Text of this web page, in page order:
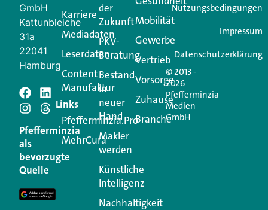
Jetzt anmelden
Schreiben Sie einen
Kommentar
Ihre E-Mail-Adresse wird nicht veröffentlicht.
Erforderliche Felder sind mit
Kommentar
GmbH
Kattunbleiche
31a
22041
Hamburg
Pfefferminzia
als
bevorzugte
Quelle
Karriere
Mediadaten
Leserdaten
Content
Manufaktur
Links
Pfefferminzia.Pro
MehrCura
der
Zukunft
PKV-
Beratung
Bestand
in
neuer
Hand
Makler
werden
Künstliche
Intelligenz
Nachhaltigkeit
Mobilität
Gewerbe
Vertrieb
Vorsorge
Zuhause
Branche
© 2013 -
2026
Pfefferminzia
Medien
GmbH
Nutzungsbedingungen
Impressum
Datenschutzerklärung